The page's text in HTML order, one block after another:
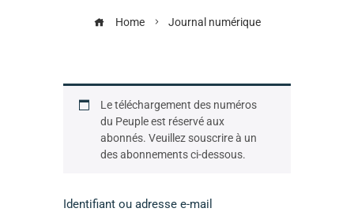
Home Journal numérique
Le téléchargement des numéros
du Peuple est réservé aux
abonnés. Veuillez souscrire à un
des abonnements ci-dessous.
Identifiant ou adresse e-mail